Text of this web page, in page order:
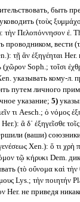
быть
(τοὺς
τὴν Πελοπόννησον ἐ.
проводником, вести
τῇ ἂν ἐξηγέηται
Soph.; τοῖσι
указывать кому-л.
путем личного
указание; 5)
τι Aesch.; ὁ νόμος
Her.): ἃ δ᾽ ἐξηγεῖσθε
(ваши)
Xen.): ὅ τι χρὴ
τῷ κήρυκι Dem.
(τὸ οὔνομα καὶ
Lys.; τὴν ποιητήν
Her. не приведя